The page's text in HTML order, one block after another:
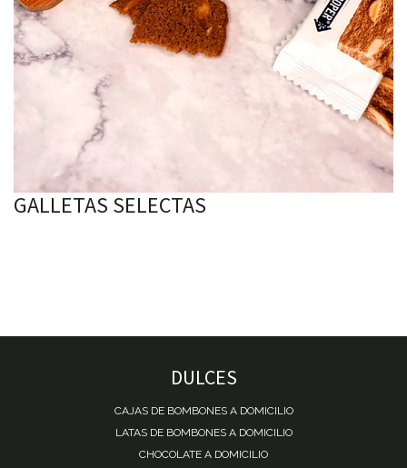
GALLETAS SELECTAS
DULCES
CAJAS DE BOMBONES A DOMICILIO
LATAS DE BOMBONES A DOMICILIO
CHOCOLATE A DOMICILIO